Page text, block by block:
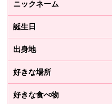
ニックネーム
誕生日
出身地
好きな場所
好きな食べ物